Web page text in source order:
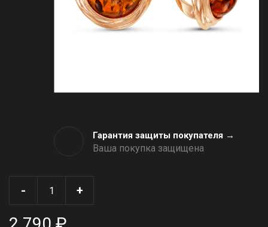
Гарантия защиты покупателя →
Ваша покупка защищена
- +